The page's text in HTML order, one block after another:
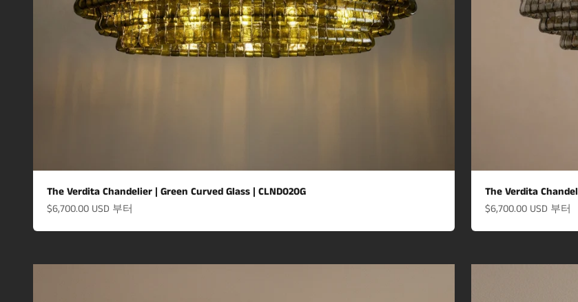
The Verdita Chandelier | Green Curved Glass | CLND020G
할인 가격
$6,700.00 USD 부터
The Verdita
할인 가격
$6,700.00 USD 부터